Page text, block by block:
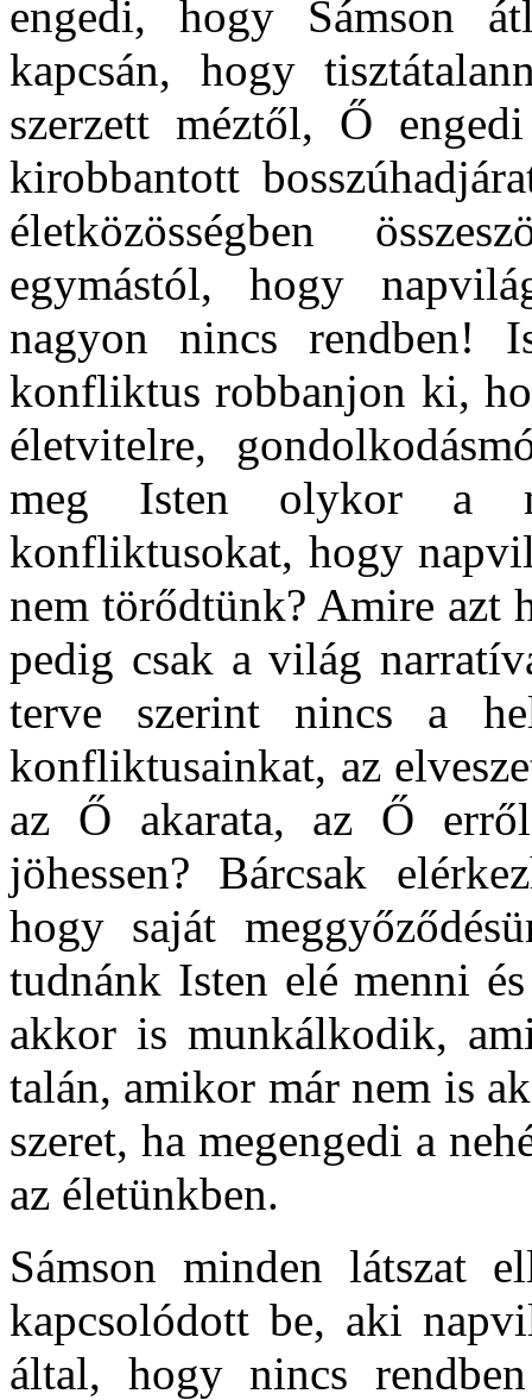
engedi, hogy Sámson
kapcsán, hogy
szerzett méztől, Ő
kirobbantott
életközösségben
egymástól, hogy
nagyon nincs rendben!
konfliktus robbanjon ki,
életvitelre,
meg Isten olykor a
konfliktusokat, hogy
nem törődtünk? Amire azt
pedig csak a világ
terve szerint nincs a
konfliktusainkat, az
az Ő akarata, az Ő
jöhessen? Bárcsak
hogy saját
tudnánk Isten elé menni
akkor is munkálkodik,
talán, amikor már nem is
szeret, ha megengedi a
az életünkben.
Sámson minden látszat
kapcsolódott be, aki
által, hogy nincs